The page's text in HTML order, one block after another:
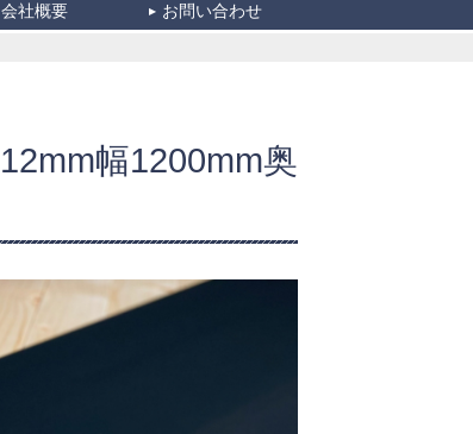
会社概要 お問い合わせ
幅1200mm奥